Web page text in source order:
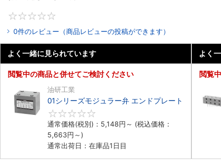
0件のレビュー（商品レビューの投稿ができます）
よく一緒に見られています
閲覧中の商品と併せてご検討ください
油研工業
01シリーズモジュラー弁 エンドプレート
通常価格(税別)： 5,148円 ～ (税込価格：
5,663円 ～)
通常出荷日：在庫品1日目
よく
閲覧